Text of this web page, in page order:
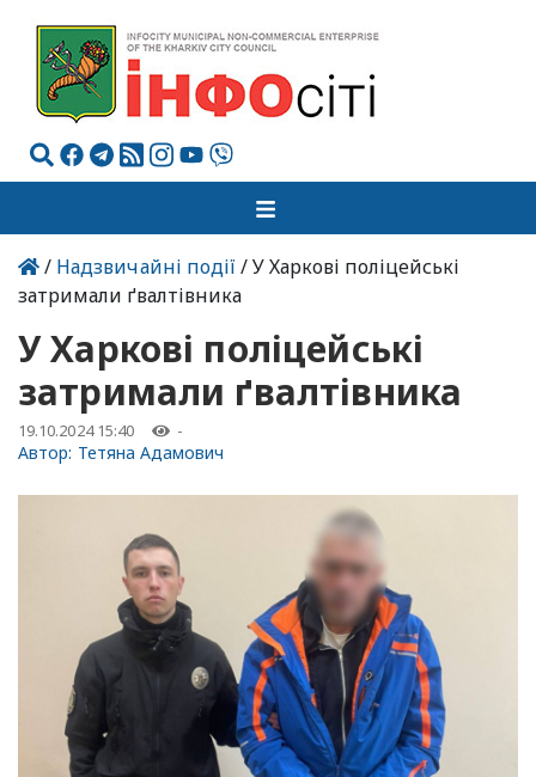
/ Надзвичайні події / У Харкові поліцейські
затримали ґвалтівника
У Харкові поліцейські
затримали ґвалтівника
19.10.2024 15:40 -
Автор: Тетяна Адамович